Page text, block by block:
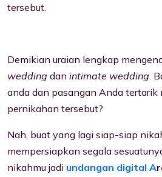
tersebut.
Demikian uraian lengkap
wedding dan intimate wedding .
anda dan pasangan Anda tertarik
pernikahan tersebut?
Nah, buat yang lagi siap-siap
mempersiapkan segala
nikahmu jadi undangan digital A